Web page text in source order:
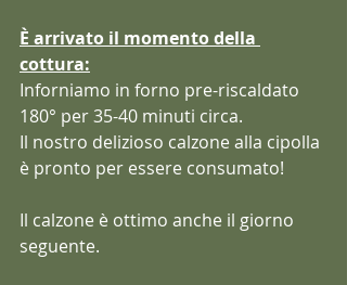
È arrivato il momento della
cottura:
Inforniamo in forno pre-riscaldato
180° per 35-40 minuti circa.
Il nostro delizioso calzone alla cipolla
è pronto per essere consumato!
Il calzone è ottimo anche il giorno
seguente.